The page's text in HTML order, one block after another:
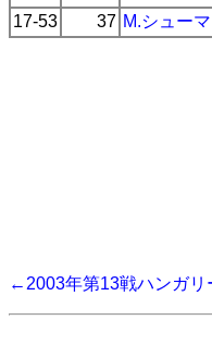
17-53
37 M.シュー
←2003年第13戦ハンガリ